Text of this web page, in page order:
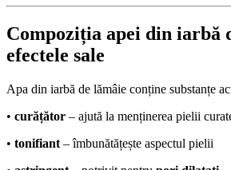
Compoziția apei din iarbă
efectele sale
Apa din iarbă de lămâie conține substanțe
• curățător – ajută la menținerea pielii
• tonifiant – îmbunătățește aspectul pielii